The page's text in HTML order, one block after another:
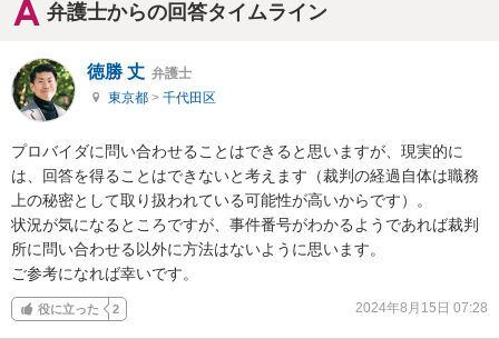
弁護士からの回答タイムライン
徳勝 丈 弁護士
東京都 > 千代田区
プロバイダに問い合わせることはできると思いますが、現実的に
は、回答を得ることはできないと考えます（裁判の経過自体は職務
上の秘密として取り扱われている可能性が高いからです）。
状況が気になるところですが、事件番号がわかるようであれば裁判
所に問い合わせる以外に方法はないように思います。
ご参考になれば幸いです。
役に立った 2 2024年8月15日 07:28